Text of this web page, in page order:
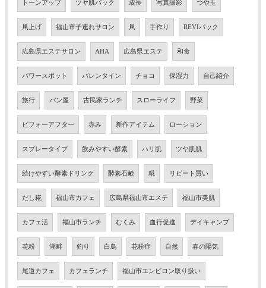
トーンアップ ツヤ肌パック 成長 写真撮影 つや玉
凧上げ 福山市子連れサロン 凧 手作り REVIパック
広島県エステサロン AHA 広島県エステ 和食
パワースポット バレンタイン チョコ 保湿力 自己紹介
旅行 パン屋 古民家ランチ スローライフ 野菜
ビフォーアフター 赤み 新作アイテム ローション
スプレータイプ 飲みやすい酵素 ハリ肌 ツヤ肌肌
続けやすい酵素ドリンク 酵素石鹸 糀 リピート買い
だし糀 福山市カフェ 広島県福山市エステ 福山市美肌
カフェ活 福山市ランチ むくみ 血行促進 デイキャンプ
花粉 湖畔 釣り 白鳥 花粉症 自然 春の陽気
尾道カフェ カフェランチ 福山市エンビロン取り扱い